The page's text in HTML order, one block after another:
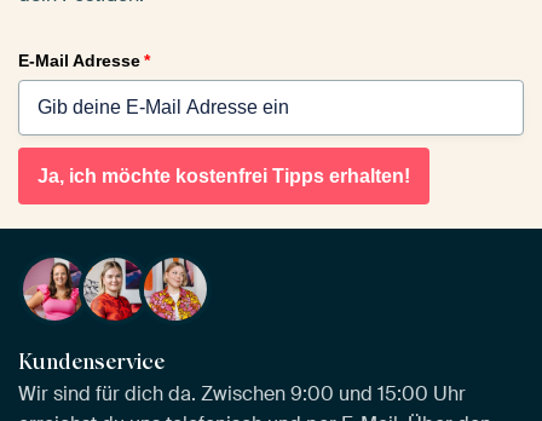
E-Mail Adresse*
Ja, ich möchte kostenfrei Tipps erhalten!
Kundenservice
Wir sind für dich da. Zwischen 9:00 und 15:00 Uhr